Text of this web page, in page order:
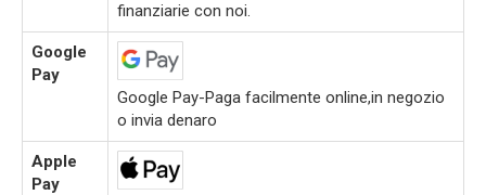
finanziarie con noi.
Google
Pay
Google Pay-Paga facilmente online,in negozio
o invia denaro
Apple
Pay